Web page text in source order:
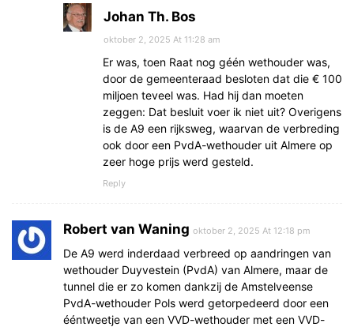
Johan Th. Bos
oktober 2, 2025 At 11:28 am
Er was, toen Raat nog géén wethouder was,
door de gemeenteraad besloten dat die € 100
miljoen teveel was. Had hij dan moeten
zeggen: Dat besluit voer ik niet uit? Overigens
is de A9 een rijksweg, waarvan de verbreding
ook door een PvdA-wethouder uit Almere op
zeer hoge prijs werd gesteld.
Reply
Robert van Waning oktober 2, 2025 At 12:18 pm
De A9 werd inderdaad verbreed op aandringen van
wethouder Duyvestein (PvdA) van Almere, maar de
tunnel die er zo komen dankzij de Amstelveense
PvdA-wethouder Pols werd getorpedeerd door een
ééntweetje van een VVD-wethouder met een VVD-